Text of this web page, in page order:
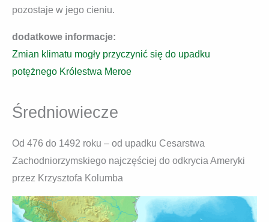
pozostaje w jego cieniu.
dodatkowe informacje:
Zmian klimatu mogły przyczynić się do upadku
potężnego Królestwa Meroe
Średniowiecze
Od 476 do 1492 roku – od upadku Cesarstwa
Zachodniorzymskiego najczęściej do odkrycia Ameryki
przez Krzysztofa Kolumba